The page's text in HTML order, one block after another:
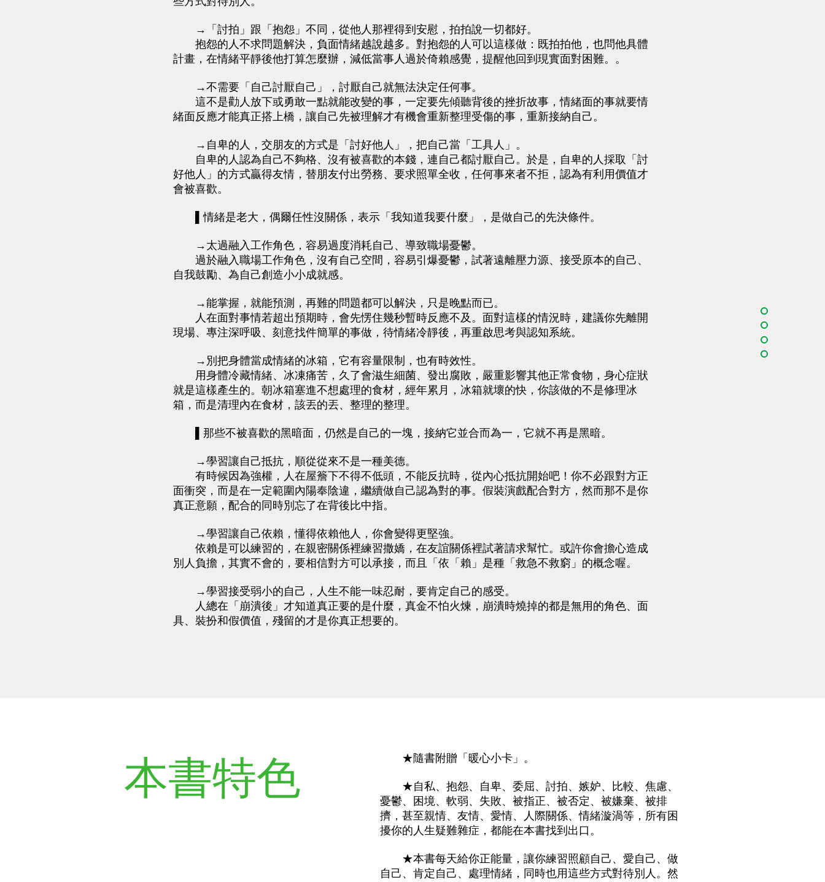
→「討拍」跟「抱怨」不同，從他人那裡得到安慰，拍拍說一切都好。
抱怨的人不求問題解決，負面情緒越說越多。對抱怨的人可以這樣做：既拍拍他，也問他具體
計畫，在情緒平靜後他打算怎麼辦，減低當事人過於倚賴感覺，提醒他回到現實面對困難。。
→不需要「自己討厭自己」，討厭自己就無法決定任何事。
這不是勸人放下或勇敢一點就能改變的事，一定要先傾聽背後的挫折故事，情緒面的事就要情
緒面反應才能真正搭上橋，讓自己先被理解才有機會重新整理受傷的事，重新接納自己。
→自卑的人，交朋友的方式是「討好他人」，把自己當「工具人」。
自卑的人認為自己不夠格、沒有被喜歡的本錢，連自己都討厭自己。於是，自卑的人採取「討
好他人」的方式贏得友情，替朋友付出勞務、要求照單全收，任何事來者不拒，認為有利用價值才
會被喜歡。
▌情緒是老大，偶爾任性沒關係，表示「我知道我要什麼」，是做自己的先決條件。
→太過融入工作角色，容易過度消耗自己、導致職場憂鬱。
過於融入職場工作角色，沒有自己空間，容易引爆憂鬱，試著遠離壓力源、接受原本的自己、
自我鼓勵、為自己創造小小成就感。
→能掌握，就能預測，再難的問題都可以解決，只是晚點而已。
人在面對事情若超出預期時，會先愣住幾秒暫時反應不及。面對這樣的情況時，建議你先離開
現場、專注深呼吸、刻意找件簡單的事做，待情緒冷靜後，再重啟思考與認知系統。
→別把身體當成情緒的冰箱，它有容量限制，也有時效性。
用身體冷藏情緒、冰凍痛苦，久了會滋生細菌、發出腐敗，嚴重影響其他正常食物，身心症狀
就是這樣產生的。朝冰箱塞進不想處理的食材，經年累月，冰箱就壞的快，你該做的不是修理冰
箱，而是清理內在食材，該丟的丟、整理的整理。
▌那些不被喜歡的黑暗面，仍然是自己的一塊，接納它並合而為一，它就不再是黑暗。
→學習讓自己抵抗，順從從來不是一種美德。
有時候因為強權，人在屋簷下不得不低頭，不能反抗時，從內心抵抗開始吧！你不必跟對方正
面衝突，而是在一定範圍內陽奉陰違，繼續做自己認為對的事。假裝演戲配合對方，然而那不是你
真正意願，配合的同時別忘了在背後比中指。
→學習讓自己依賴，懂得依賴他人，你會變得更堅強。
依賴是可以練習的，在親密關係裡練習撒嬌，在友誼關係裡試著請求幫忙。或許你會擔心造成
別人負擔，其實不會的，要相信對方可以承接，而且「依「賴」是種「救急不救窮」的概念喔。
→學習接受弱小的自己，人生不能一味忍耐，要肯定自己的感受。
人總在「崩潰後」才知道真正要的是什麼，真金不怕火煉，崩潰時燒掉的都是無用的角色、面
具、裝扮和假價值，殘留的才是你真正想要的。
本書特色 ★隨書附贈「暖心小卡」。
★自私、抱怨、自卑、委屈、討拍、嫉妒、比較、焦慮、
憂鬱、困境、軟弱、失敗、被指正、被否定、被嫌棄、被排
擠，甚至親情、友情、愛情、人際關係、情緒漩渦等，所有困
擾你的人生疑難雜症，都能在本書找到出口。
★本書每天給你正能量，讓你練習照顧自己、愛自己、做
自己、肯定自己、處理情緒，同時也用這些方式對待別人。然